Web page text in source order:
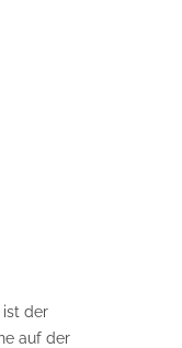
ist der
auf der